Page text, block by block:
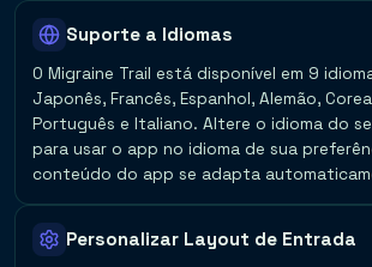
Suporte a Idiomas
O Migraine Trail está disponível em 9
Japonês, Francês, Espanhol, Alemão,
Português e Italiano. Altere o idioma do
para usar o app no idioma de sua
conteúdo do app se adapta
Personalizar Layout de Entrada